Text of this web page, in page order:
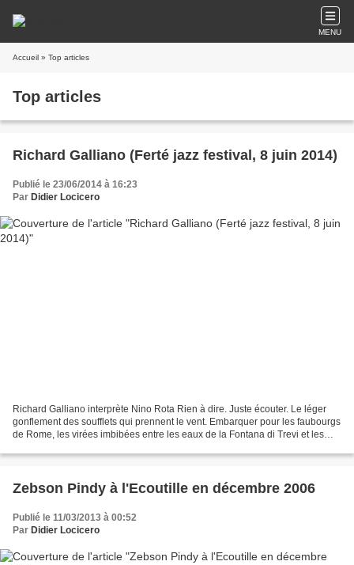
MENU
Accueil » Top articles
Top articles
Richard Galliano (Ferté jazz festival, 8 juin 2014)
Publié le 23/06/2014 à 16:23
Par Didier Locicero
Richard Galliano interprète Nino Rota Rien à dire. Juste écouter. Le léger
gonflement des soufflets qui prennent le vent. Embarquer pour les faubourgs
de Rome, les virées imbibées entre les eaux de la Fontana di Trevi et les
Zebson Pindy à l'Ecoutille en décembre 2006
Publié le 11/03/2013 à 00:52
Par Didier Locicero